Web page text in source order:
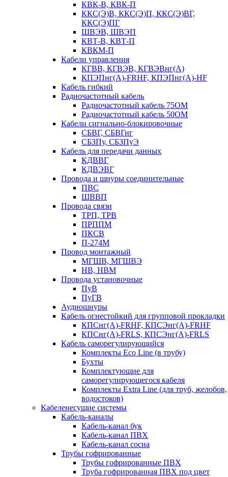
КВК-В, КВК-П
ККС(Э)В, ККС(Э)П, ККС(Э)ВГ,
ККС(Э)ПГ
ШВЭВ, ШВЭП
КВТ-В, КВТ-П
КВКМ-П
Кабели управления
КГВВ, КГВЭВ, КГВЭВнг(А)
КПЭПнг(А)-FRHF, КПЭПнг(А)-HF
Кабель гибкий
Радиочастотный кабель
Радиочастотный кабель 75ОМ
Радиочастотный кабель 50ОМ
Кабели сигнально-блокировочные
СБВГ, СБВГнг
СБЗПу, СБЗПуЭ
Кабель для передачи данных
КДВВГ
КДВЭВГ
Провода и шнуры соединительные
ПВС
ШВВП
Провода связи
ТРП, ТРВ
ПРППМ
ПКСВ
П-274М
Провод монтажный
МГШВ, МГШВЭ
НВ, НВМ
Провода установочные
ПуВ
ПуГВ
Аудиошнуры
Кабель огнестойкий для групповой прокладки
КПСнг(А)-FRHF, КПСЭнг(А)-FRHF
КПСнг(А)-FRLS, КПСЭнг(А)-FRLS
Кабель саморегулирующийся
Комплекты Eco Line (в трубу)
Бухты
Комплектующие для
саморегулирующегося кабеля
Комплекты Extra Line (для труб, желобов,
водостоков)
Кабеленесущие системы
Кабель-каналы
Кабель-канал бук
Кабель-канал ПВХ
Кабель-канал сосна
Трубы гофрированные
Трубы гофрированные ПВХ
Труба гофрированная ПВХ под цвет